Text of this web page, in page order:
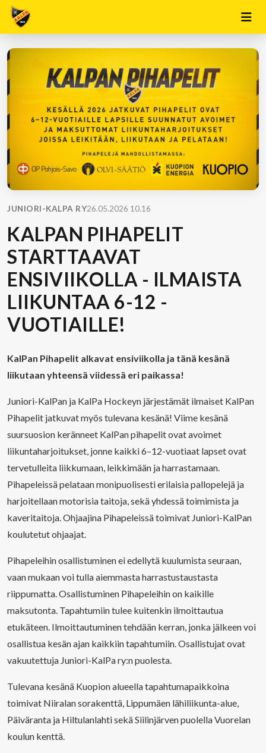
JUNIORI-KALPA RY26.05.2026 10.16
KALPAN PIHAPELIT
STARTTAAVAT
ENSIVIIKOLLA - ILMAISTA
LIIKUNTAA 6-12 -
VUOTIAILLE!
KalPan Pihapelit alkavat ensiviikolla ja tänä kesänä
liikutaan yhteensä viidessä eri paikassa!
Juniori-KalPan ja KalPa Hockeyn järjestämät ilmaiset KalPan
Pihapelit jatkuvat myös tulevana kesänä! Viime kesänä
suursuosion keränneet KalPan pihapelit ovat avoimet
liikuntaharjoitukset, jonne kaikki 6–12-vuotiaat lapset ovat
tervetulleita liikkumaan, leikkimään ja harrastamaan.
Pihapeleissä pelataan monipuolisesti erilaisia pallopelejä ja
harjoitellaan motorisia taitoja, sekä yhdessä toimimista ja
kaveritaitoja. Ohjaajina Pihapeleissä toimivat Juniori-KalPan
koulutetut ohjaajat.
Pihapeleihin osallistuminen ei edellytä kuulumista seuraan,
vaan mukaan voi tulla aiemmasta harrastustaustasta
riippumatta. Osallistuminen Pihapeleihin on kaikille
maksutonta. Tapahtumiin tulee kuitenkin ilmoittautua
etukäteen. Ilmoittautuminen tehdään kerran, jonka jälkeen voi
osallistua kesän ajan kaikkiin tapahtumiin. Osallistujat ovat
vakuutettuja Juniori-KalPa ry:n puolesta.
Tulevana kesänä Kuopion alueella tapahtumapaikkoina
toimivat Niiralan sorakenttä, Lippumäen lähiliikunta-alue,
Päiväranta ja Hiltulanlahti sekä Siilinjärven puolella Vuorelan
koulun kenttä.